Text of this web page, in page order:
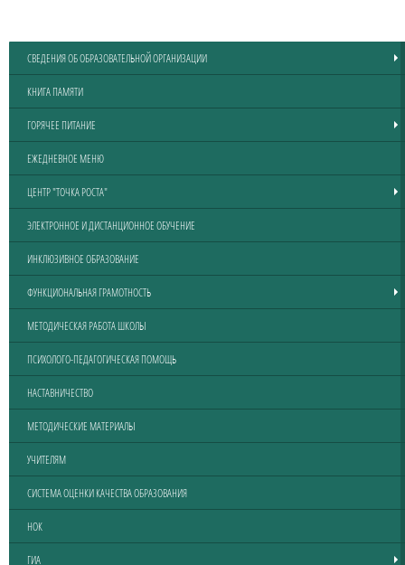
СВЕДЕНИЯ ОБ ОБРАЗОВАТЕЛЬНОЙ ОРГАНИЗАЦИИ
КНИГА ПАМЯТИ
ГОРЯЧЕЕ ПИТАНИЕ
ЕЖЕДНЕВНОЕ МЕНЮ
ЦЕНТР "ТОЧКА РОСТА"
ЭЛЕКТРОННОЕ И ДИСТАНЦИОННОЕ ОБУЧЕНИЕ
ИНКЛЮЗИВНОЕ ОБРАЗОВАНИЕ
ФУНКЦИОНАЛЬНАЯ ГРАМОТНОСТЬ
МЕТОДИЧЕСКАЯ РАБОТА ШКОЛЫ
ПСИХОЛОГО-ПЕДАГОГИЧЕСКАЯ ПОМОЩЬ
НАСТАВНИЧЕСТВО
МЕТОДИЧЕСКИЕ МАТЕРИАЛЫ
УЧИТЕЛЯМ
СИСТЕМА ОЦЕНКИ КАЧЕСТВА ОБРАЗОВАНИЯ
НОК
ГИА